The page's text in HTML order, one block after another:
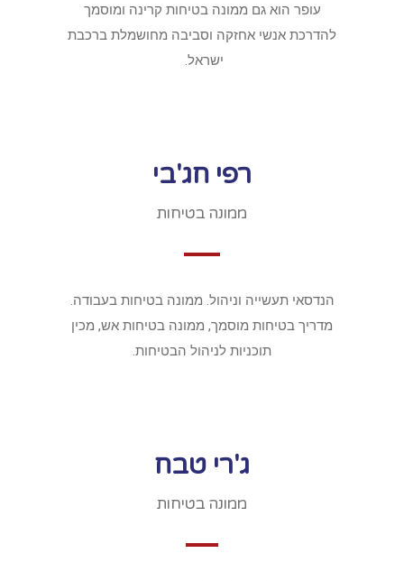
עופר הוא גם ממונה בטיחות קרינה ומוסמך
להדרכת אנשי אחזקה וסביבה מחושמלת ברכבת
ישראל.
רפי חג'בי
ממונה בטיחות
הנדסאי תעשייה וניהול. ממונה בטיחות בעבודה.
מדריך בטיחות מוסמך, ממונה בטיחות אש, מכין
תוכניות לניהול הבטיחות.
ג'רי טבח
ממונה בטיחות